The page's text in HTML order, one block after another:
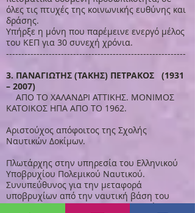
όλες τις πτυχές της κοινωνικής ευθύνης και
δράσης.
Υπήρξε η μόνη που παρέμεινε ενεργό μέλος
του ΚΕΠ για 30 συνεχή χρόνια.
-----------------------------------------------------------
3. ΠΑΝΑΓΙΩΤΗΣ (ΤΑΚΗΣ) ΠΕΤΡΑΚΟΣ (1931
– 2007)
ΑΠΟ ΤΟ ΧΑΛΑΝΔΡΙ ΑΤΤΙΚΗΣ. ΜΟΝΙΜΟΣ
ΚΑΤΟΙΚΟΣ ΗΠΑ ΑΠΟ ΤΟ 1962.
Αριστούχος απόφοιτος της Σχολής
Ναυτικών Δοκίμων.
Πλωτάρχης στην υπηρεσία του Ελληνικού
Υποβρυχίου Πολεμικού Ναυτικού.
Συνυπεύθυνος για την μεταφορά
υποβρυχίων από την ναυτική βάση του
New London, Connecticut, στην Ελλάδα.